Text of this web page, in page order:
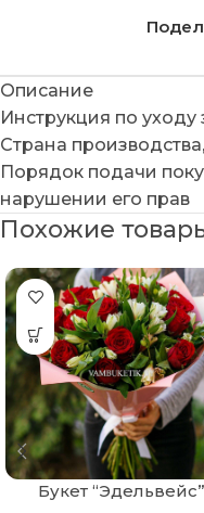
Описание
Инструкция по уходу
Страна
Порядок подачи
нарушении его прав
Похожие
Букет “Эдельвейс”